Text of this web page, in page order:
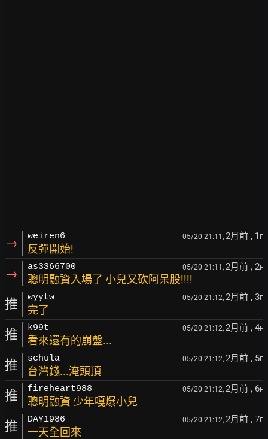
→ weiren6 05/20 21:11, 2月前 , 1 F
反彈開始!
→ as3366700 05/20 21:11, 2月前 , 2F
聰明融資入場了 小兒又砍阿呆股!!!!
推 wyytw 05/20 21:12, 2月前 , 3F
完了
推 k99t 05/20 21:12, 2月前 , 4F
看來還有的崩盤...
推 schula 05/20 21:12, 2月前 , 5F
台灣錢...淹頭頂
推 fireheart988 05/20 21:12, 2月前 , 6F
聰明融資 少年嘎爆小兒
推 DAY1986 05/20 21:12, 2月前 , 7F
一天全回來